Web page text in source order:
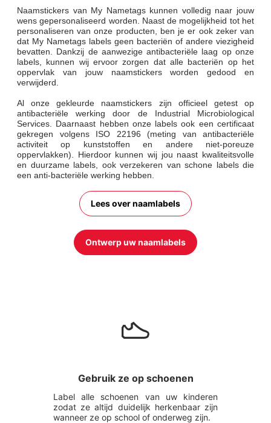
Naamstickers van My Nametags kunnen volledig naar jouw
wens gepersonaliseerd worden. Naast de mogelijkheid tot het
personaliseren van onze producten, ben je er ook zeker van
dat My Nametags labels geen bacteriën of andere viezigheid
bevatten. Dankzij de aanwezige antibacteriële laag op onze
labels, kunnen wij ervoor zorgen dat alle bacteriën op het
oppervlak van jouw naamstickers worden gedood en
verwijderd.
Al onze gekleurde naamstickers zijn officieel getest op
antibacteriële werking door de Industrial Microbiological
Services. Daarnaast hebben onze labels ook een certificaat
gekregen volgens ISO 22196 (meting van antibacteriële
activiteit op kunststoffen en andere niet-poreuze
oppervlakken). Hierdoor kunnen wij jou naast kwaliteitsvolle
en duurzame labels, ook verzekeren van schone labels die
een anti-bacteriële werking hebben.
Lees over naamlabels
Ontwerp uw naamlabels
Gebruik ze op schoenen
Label alle schoenen van uw kinderen
zodat ze altijd duidelijk herkenbaar zijn
wanneer ze op school of onderweg zijn.